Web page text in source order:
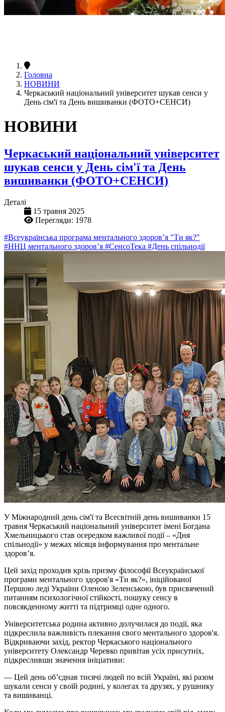
Головна
НОВИНИ
Черкаський національний університет шукав сенси у
День сім'ї та День вишиванки (ФОТО+СЕНСИ)
НОВИНИ
Черкаський національний університет
шукав сенси у День сім'ї та День
вишиванки (ФОТО+СЕНСИ)
Деталі
15 травня 2025
Перегляди: 1978
#Всеукраїнська програма ментального здоров’я "Ти як?"
#ННЦ ментального здоров’я #СенсоТека #День спільнодії
У Міжнародний день сім'ї та Всесвітній день вишиванки 15
травня Черкаський національний університет імені Богдана
Хмельницького став осередком важливої події – «Дня
спільнодії» у межах місяця інформування про ментальне
здоров’я.
Цей захід проходив крізь призму філософії Всеукраїнської
програми ментального здоров'я «Ти як?», ініційованої
Першою леді України Оленою Зеленською, був присвячений
питанням психологічної стійкості, пошуку сенсу в
повсякденному житті та підтримці одне одного.
Університетська родина активно долучилася до події, яка
підкреслила важливість плекання свого ментального здоров'я.
Відкриваючи захід, ректор Черкаського національного
університету Олександр Черевко привітав усіх присутніх,
підкресливши значення ініціативи:
— Цей день об’єднав тисячі людей по всій Україні, які разом
шукали сенси у своїй родині, у колегах та друзях, у рушнику
та вишиванці.